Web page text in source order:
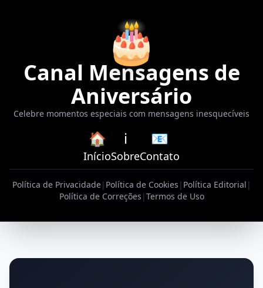
🎂
Canal Mensagens de
Aniversário
Celebre momentos especiais com mensagens inesquecíveis
🏠
Início
ℹ️
Sobre
📧
Contato
Política de Privacidade| Política de Cookies | Política Editorial |
Política de Correções |Termos de Uso